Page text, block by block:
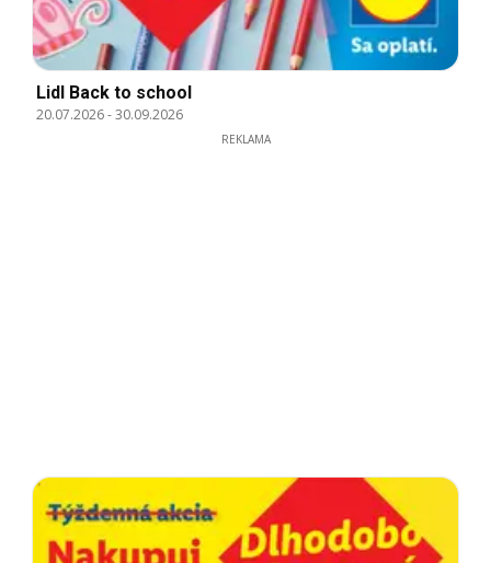
Lidl Back to school
20.07.2026-30.09.2026
REKLAMA